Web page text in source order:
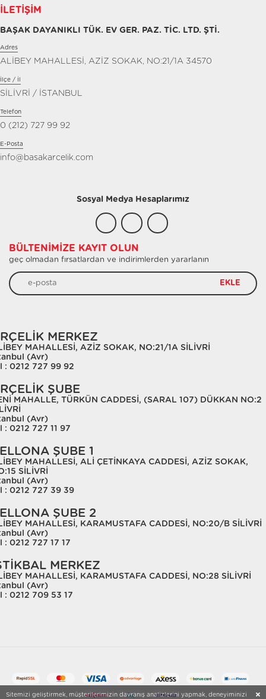
İLETIŞIM
BAŞAK DAYANIKLI TÜK. EV GER. PAZ. TİC. LTD. ŞTİ.
Adres
ALİBEY MAHALLESİ, AZİZ SOKAK, NO:21/1A 34570
İlçe / İl
SİLİVRİ / İSTANBUL
Telefon
0 (212) 727 99 92
E-Posta
info@basakarcelik.com
Sosyal Medya Hesaplarımız
BÜLTENIMIZE KAYIT OLUN
geç olmadan fırsatlardan ve indirimlerden yararlanın
EKLE
MERKEZ
MAHALLESİ, AZİZ SOKAK, NO:21/1A SİLİVRİ
(Avr)
: 0212 727 99 92
ŞUBE
MAHALLE, TÜRKÜN CADDESİ, (SARAL 107) DÜKKAN NO:2
(Avr)
: 0212 727 11 97
ŞUBE 1
MAHALLESİ, ALİ ÇETİNKAYA CADDESİ, AZİZ SOKAK,
SİLİVRİ
(Avr)
: 0212 727 39 39
ŞUBE 2
MAHALLESİ, KARAMUSTAFA CADDESİ, NO:20/B SİLİVRİ
(Avr)
: 0212 727 17 17
MERKEZ
MAHALLESİ, KARAMUSTAFA CADDESİ, NO:28 SİLİVRİ
(Avr)
: 0212 709 53 17
Sitemizi geliştirmek, müşterilerimizin davranış analizlerini yapmak, deneyiminizi